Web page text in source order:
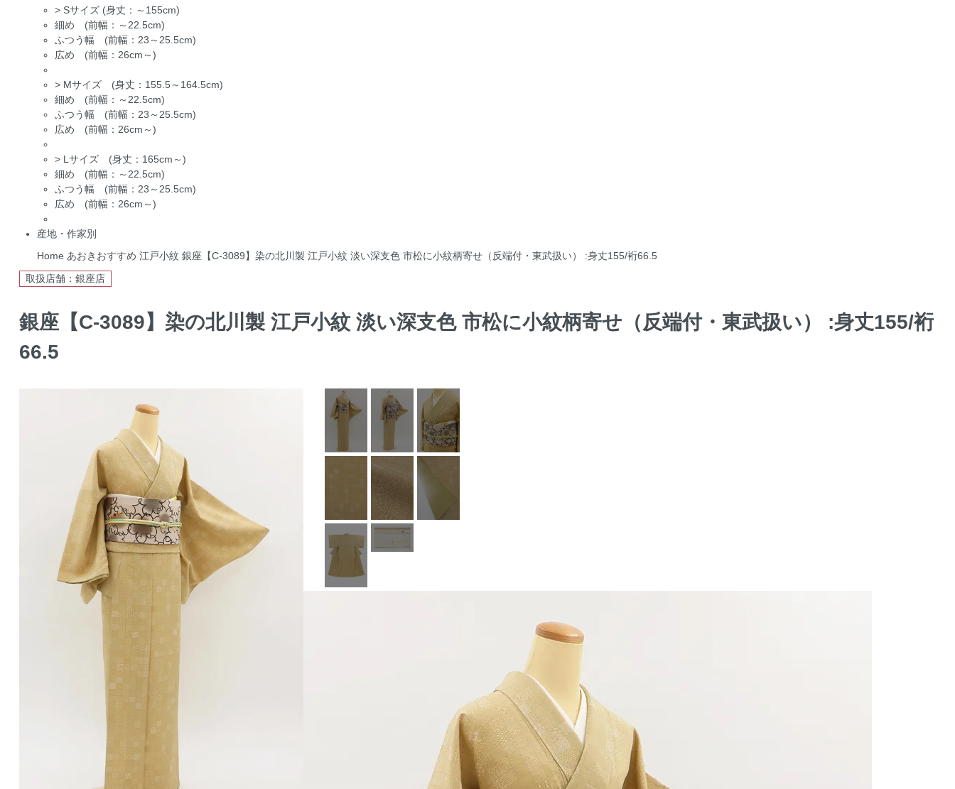
> Sサイズ (身丈：～155cm)
細め (前幅：～22.5cm)
ふつう幅 (前幅：23～25.5cm)
広め (前幅：26cm～)
> Mサイズ (身丈：155.5～164.5cm)
細め (前幅：～22.5cm)
ふつう幅 (前幅：23～25.5cm)
広め (前幅：26cm～)
> Lサイズ (身丈：165cm～)
細め (前幅：～22.5cm)
ふつう幅 (前幅：23～25.5cm)
広め (前幅：26cm～)
産地・作家別
Home あおきおすすめ 江戸小紋 銀座【C-3089】染の北川製 江戸小紋 淡い深支色 市松に小紋柄寄せ（反端付・東武扱い） :身丈155/裄66.5
取扱店舗：銀座店
銀座【C-3089】染の北川製 江戸小紋 淡い深支色 市松に小紋柄寄せ（反端付・東武扱い） :身丈155/裄
66.5